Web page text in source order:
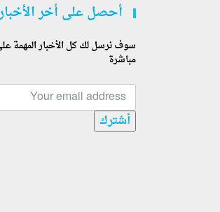
أحصل على أخر
سوف نرسل لك كل الأخبار المهمة
مباشرة
أشترك